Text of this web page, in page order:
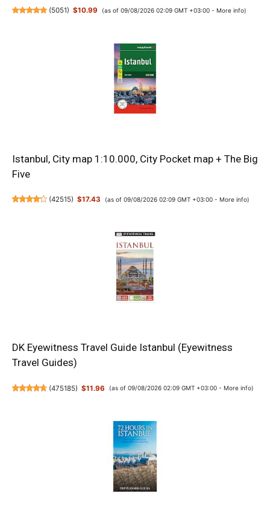
(5051) $10.99 (as of 09/08/2026 02:09 GMT +03:00 - More info)
Istanbul, City map 1:10.000, City Pocket map + The Big
Five
(42515) $17.43 (as of 09/08/2026 02:09 GMT +03:00 - More info)
DK Eyewitness Travel Guide Istanbul (Eyewitness
Travel Guides)
(475185) $11.96 (as of 09/08/2026 02:09 GMT +03:00 - More info)